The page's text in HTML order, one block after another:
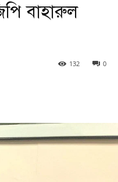
বাহারুল
0
132